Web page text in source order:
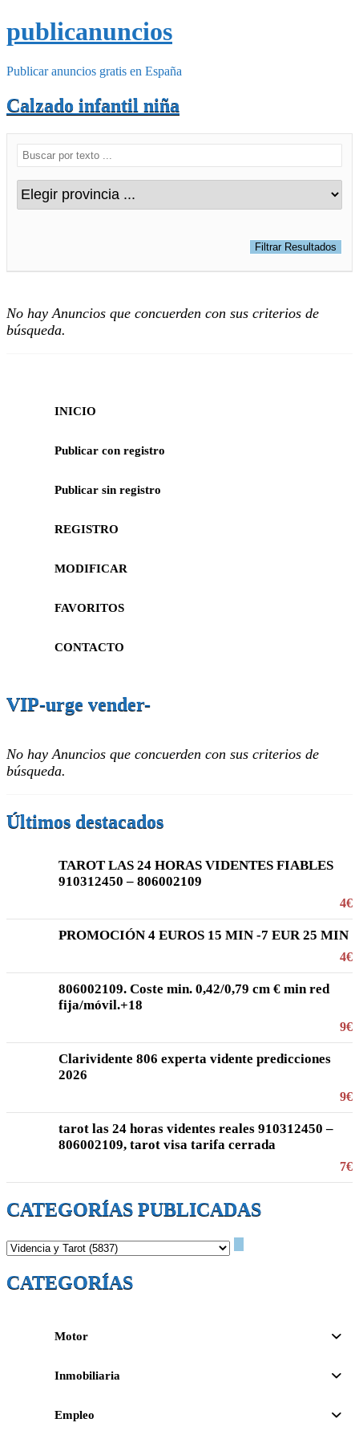
publicanuncios
Publicar anuncios gratis en España
Calzado infantil niña
No hay Anuncios que concuerden con sus criterios de
búsqueda.
INICIO
Publicar con registro
Publicar sin registro
REGISTRO
MODIFICAR
FAVORITOS
CONTACTO
VIP-urge vender-
No hay Anuncios que concuerden con sus criterios de
búsqueda.
Últimos destacados
TAROT LAS 24 HORAS VIDENTES FIABLES
910312450 – 806002109
4€
PROMOCIÓN 4 EUROS 15 MIN -7 EUR 25 MIN
4€
806002109. Coste min. 0,42/0,79 cm € min red
fija/móvil.+18
9€
Clarividente 806 experta vidente predicciones
2026
9€
tarot las 24 horas videntes reales 910312450 –
806002109, tarot visa tarifa cerrada
7€
CATEGORÍAS PUBLICADAS
CATEGORÍAS
Motor
Inmobiliaria
Empleo